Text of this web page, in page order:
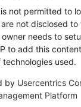
not permitted to
not disclosed to
needs to
to add this
technologies used.
by Usercentrics
Platform